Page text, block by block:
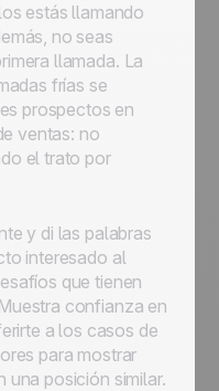
estás llamando
no seas
llamada. La
frías se
prospectos en
ventas: no
el trato por
y di las palabras
interesado al
que tienen
confianza en
a los casos de
para mostrar
posición similar.